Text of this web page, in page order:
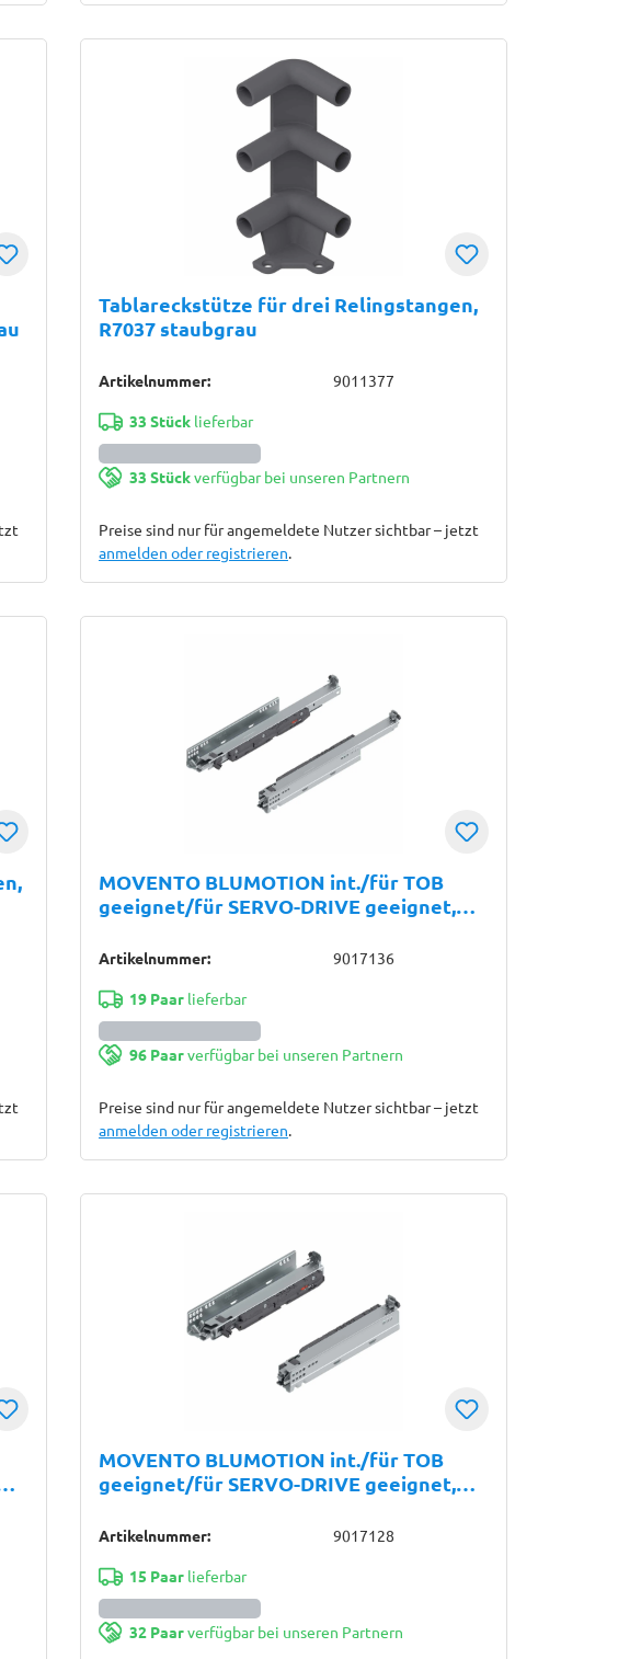
Tablareckstütze für drei Relingstangen,
R7037 staubgrau
Artikelnummer: 9011377
33 Stücklieferbar
33 Stückverfügbar bei unseren Partnern
Preise sind nur für angemeldete Nutzer sichtbar – jetzt
anmelden oder registrieren.
MOVENTO BLUMOTION int./für TOB
geeignet/für SERVO-DRIVE geeignet,
für Kupplung, links/rechts, verzinkt
Artikelnummer: 9017136
19 Paarlieferbar
96 Paarverfügbar bei unseren Partnern
Preise sind nur für angemeldete Nutzer sichtbar – jetzt
anmelden oder registrieren.
MOVENTO BLUMOTION int./für TOB
geeignet/für SERVO-DRIVE geeignet,
für Kupplung, links/rechts, verzinkt
Artikelnummer: 9017128
15 Paarlieferbar
32 Paarverfügbar bei unseren Partnern